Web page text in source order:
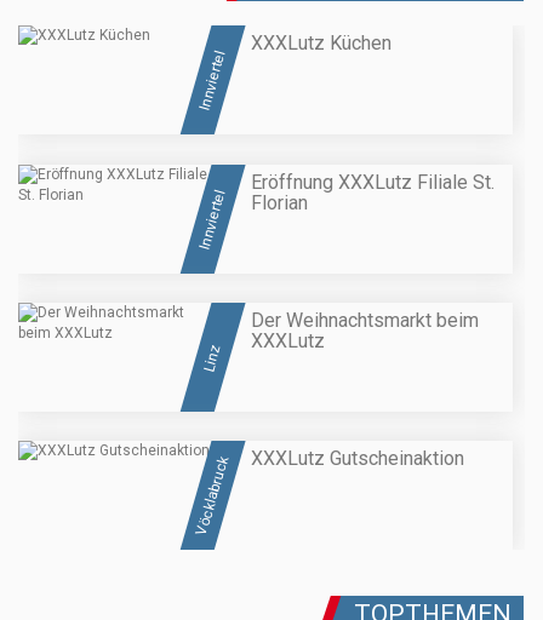
Innviertel
XXXLutz Küchen
Innviertel
Eröffnung XXXLutz Filiale St.
Florian
Linz
Der Weihnachtsmarkt beim
XXXLutz
Vöcklabruck XXXLutz Gutscheinaktion
TOPTHEMEN